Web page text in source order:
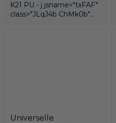
K21 PU - j jsname="txFAF"
class="JLqJ4b ChMk0b"
Universelle